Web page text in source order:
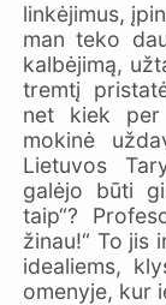
linkėjimus,
man teko
kalbėjimą,
tremtį
net kiek per
mokinė
Lietuvos
galėjo būti
taip“?
žinau!“ To jis
idealiems,
omenyje, kur